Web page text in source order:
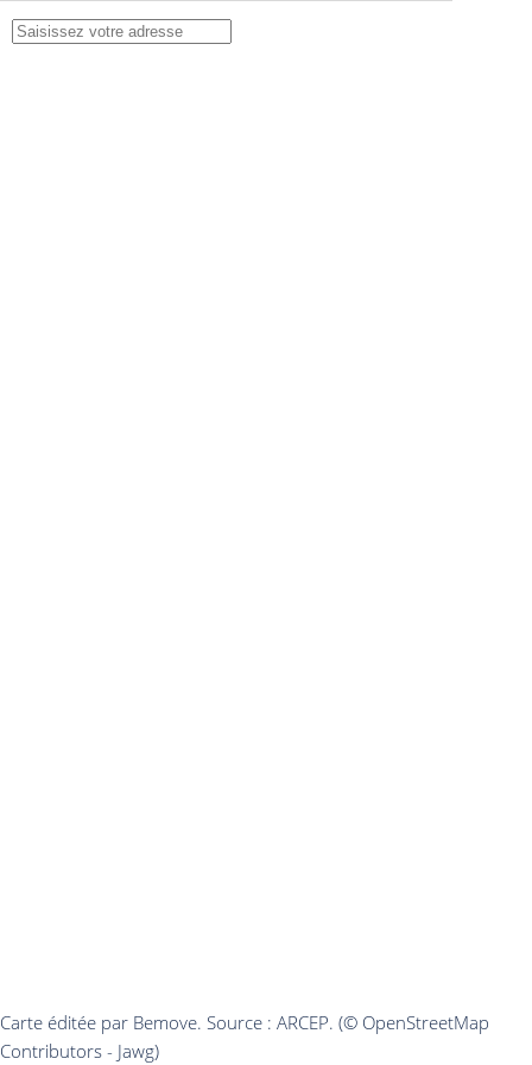
Carte éditée par Bemove. Source : ARCEP. (© OpenStreetMap
Contributors - Jawg)